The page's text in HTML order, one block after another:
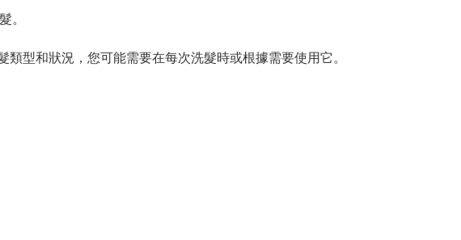
。
型和狀況，您可能需要在每次洗髮時或根據需要使用它。